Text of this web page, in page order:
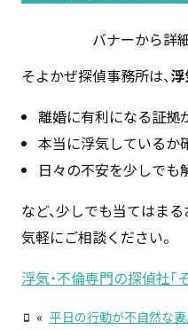
バナーから詳
そよかぜ探偵事務所は、
離婚に有利になる証拠
本当に浮気しているか
日々の不安を少しでも
など、少しでも当てはま
気軽にご相談ください。
浮気・不倫専門の探偵社「
« 平日の行動が不自然な妻